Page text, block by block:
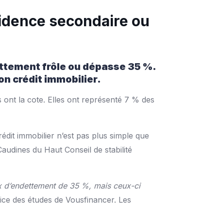
secondaire ou
frôle ou dépasse 35 %.
crédit immobilier.
la cote. Elles ont représenté 7 % des
immobilier n’est pas plus simple que
du Haut Conseil de stabilité
de 35 %, mais ceux-ci
des études de Vousfinancer. Les